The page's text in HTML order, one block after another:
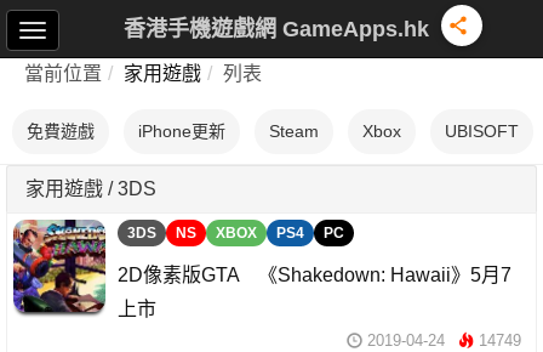
香港手機遊戲網 GameApps.hk
當前位置 家用遊戲 列表
免費遊戲 iPhone更新 Steam Xbox UBISOFT
家用遊戲 / 3DS
3DS NS XBOX PS4 PC
2D像素版GTA 《Shakedown: Hawaii》5月7
上市
2019-04-24 14749